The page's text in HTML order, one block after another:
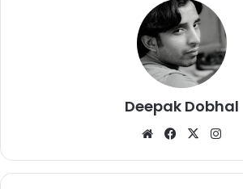
Deepak Dobhal
We
te
Fa
bo
X
ra